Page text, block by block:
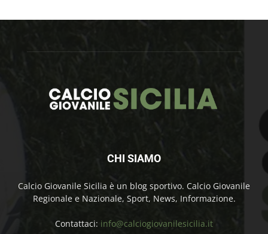
CHI SIAMO
Calcio Giovanile Sicilia è un blog sportivo. Calcio Giovanile
Regionale e Nazionale, Sport, News, Informazione.
Contattaci: info@calciogiovanilesicilia.it